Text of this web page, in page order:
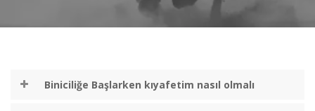
Biniciliğe Başlarken kıyafetim nasıl olmalı